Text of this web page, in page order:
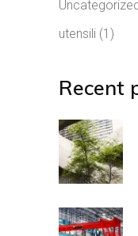
Uncategorized
utensili (1)
Recent